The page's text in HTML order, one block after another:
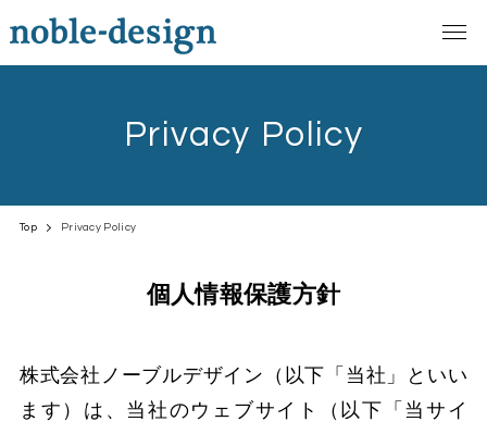
Privacy Policy
Top Privacy Policy
個人情報保護方針
株式会社ノーブルデザイン（以下「当社」といい
ます）は、当社のウェブサイト（以下「当サイ